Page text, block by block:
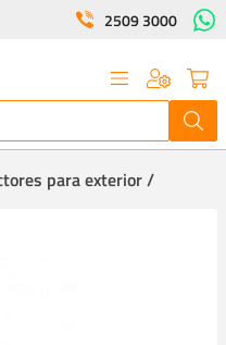
2509 3000
para exterior /